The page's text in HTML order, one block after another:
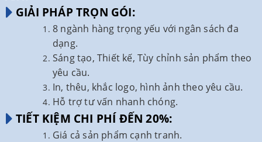
GIẢI PHÁP TRỌN GÓI:
8 ngành hàng trọng yếu với ngân sách đa
dạng.
Sáng tạo, Thiết kế, Tùy chỉnh sản phẩm theo
yêu cầu.
In, thêu, khắc logo, hình ảnh theo yêu cầu.
Hỗ trợ tư vấn nhanh chóng.
TIẾT KIỆM CHI PHÍ ĐẾN 20%:
Giá cả sản phẩm cạnh tranh.